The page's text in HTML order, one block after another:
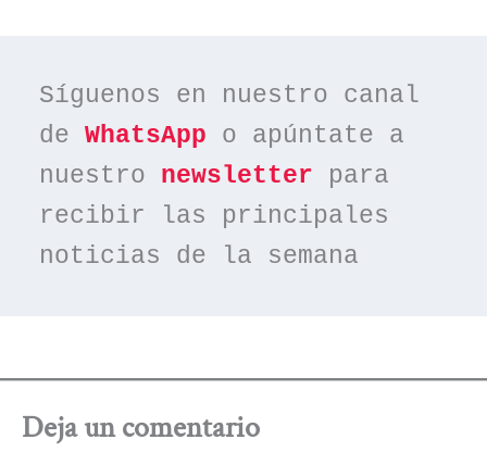
Síguenos en nuestro canal
de WhatsApp o apúntate a
nuestro newsletter para
recibir las principales
noticias de la semana
Deja un comentario